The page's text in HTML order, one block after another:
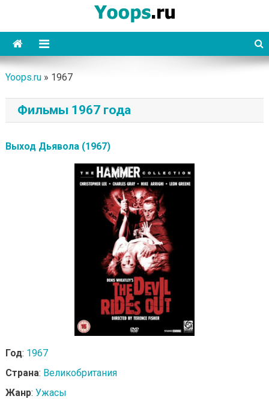
content
Yoops
Yoops.ru» 1967
Фильмы 1967 года
Выход Дьявола (1967)
Год: 1967
Страна: Великобритания
Жанр: Ужасы